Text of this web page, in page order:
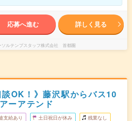
応募へ進む 詳しく見る
ソルテンプスタッフ株式会社 首都圏
OK！》藤沢駅からバス10
ーアテンド
支給あり 土日祝日が休み 残業なし